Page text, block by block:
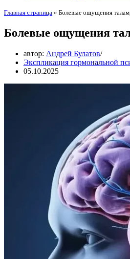
Главная страница » Болевые ощущения
Болевые ощущения
автор: Андрей Булатов
Экспликация гормональной
05.10.2025